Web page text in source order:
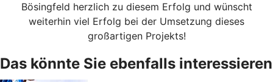
Bösingfeld herzlich zu diesem Erfolg und wünscht
weiterhin viel Erfolg bei der Umsetzung dieses
großartigen Projekts!
Das könnte Sie ebenfalls interessieren